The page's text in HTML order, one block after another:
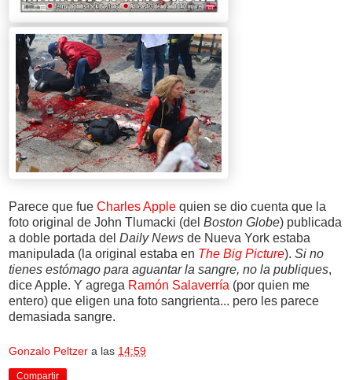
Parece que fue Charles Apple quien se dio cuenta que la
foto original de John Tlumacki (del Boston Globe) publicada
a doble portada del Daily News de Nueva York estaba
manipulada (la original estaba en The Big Picture). Si no
tienes estómago para aguantar la sangre, no la publiques,
dice Apple. Y agrega Ramón Salaverría (por quien me
entero) que eligen una foto sangrienta... pero les parece
demasiada sangre.
Gonzalo Peltzer a las 14:59
Compartir